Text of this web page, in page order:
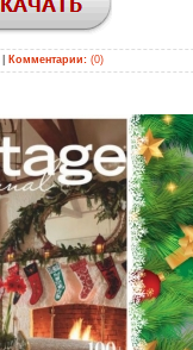
Комментарии: (0)